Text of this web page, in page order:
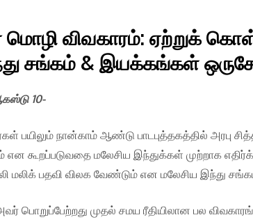
மொழி விவகாரம்: ஏற்றுக்
சங்கம் & இயக்கங்கள் ஒருசேர
10-
பயிலும் நான்காம் ஆண்டு பாடபுத்தகத்தில் அரபு
என கூறப்படுவதை மலேசிய இந்துக்கள் முற்றாக
பதவி விலக வேண்டும் என மலேசிய இந்து சங்கம்
பொறுப்பேற்றது முதல் சமய ரீதியிலான பல